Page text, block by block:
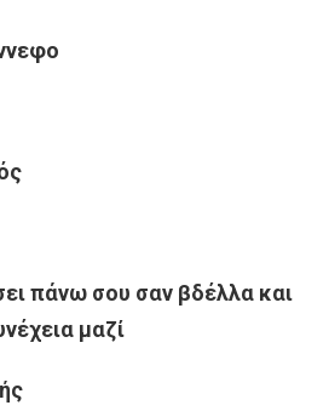
πάνω σου σαν βδέλλα και
μαζί